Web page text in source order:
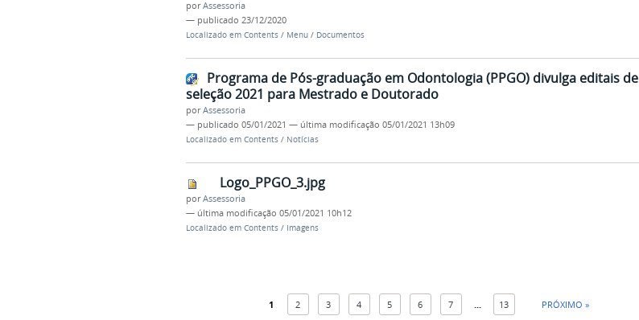
porAssessoria
— publicado 23/12/2020
Localizado em Contents / Menu / Documentos
Programa de Pós-graduação em Odontologia (PPGO) divulga editais de
seleção 2021 para Mestrado e Doutorado
porAssessoria
— publicado 05/01/2021 — última modificação 05/01/2021 13h09
Localizado em Contents / Notícias
Logo_PPGO_3.jpg
porAssessoria
— última modificação 05/01/2021 10h12
Localizado em Contents / Imagens
1 2 3 4 5 6 7 13 PRÓXIMO »